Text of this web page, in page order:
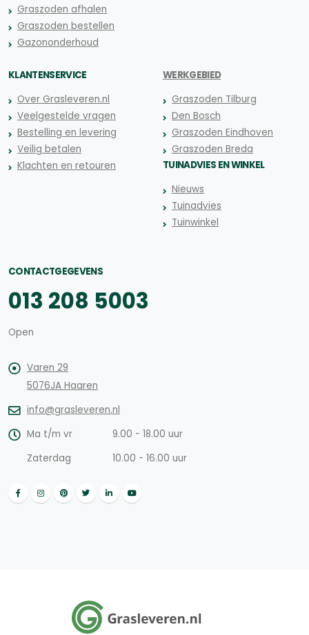
Graszoden afhalen
Graszoden bestellen
Gazononderhoud
KLANTENSERVICE
Over Grasleveren.nl
Veelgestelde vragen
Bestelling en levering
Veilig betalen
Klachten en retouren
WERKGEBIED
Graszoden Tilburg
Den Bosch
Graszoden Eindhoven
Graszoden Breda
TUINADVIES EN WINKEL
Nieuws
Tuinadvies
Tuinwinkel
CONTACTGEGEVENS
013 208 5003
Open
Varen 29
5076JA Haaren
info@grasleveren.nl
Ma t/m vr
9.00 - 18.00 uur
Zaterdag
10.00 - 16.00 uur